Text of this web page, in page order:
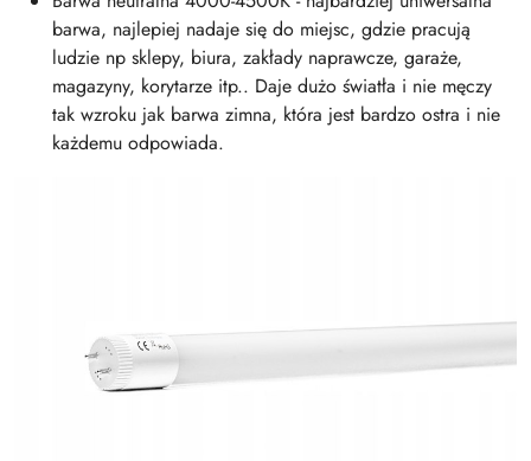
barwa, najlepiej nadaje się do miejsc, gdzie pracują
ludzie np sklepy, biura, zakłady naprawcze, garaże,
magazyny, korytarze itp.. Daje dużo światła i nie męczy
tak wzroku jak barwa zimna, która jest bardzo ostra i nie
każdemu odpowiada.